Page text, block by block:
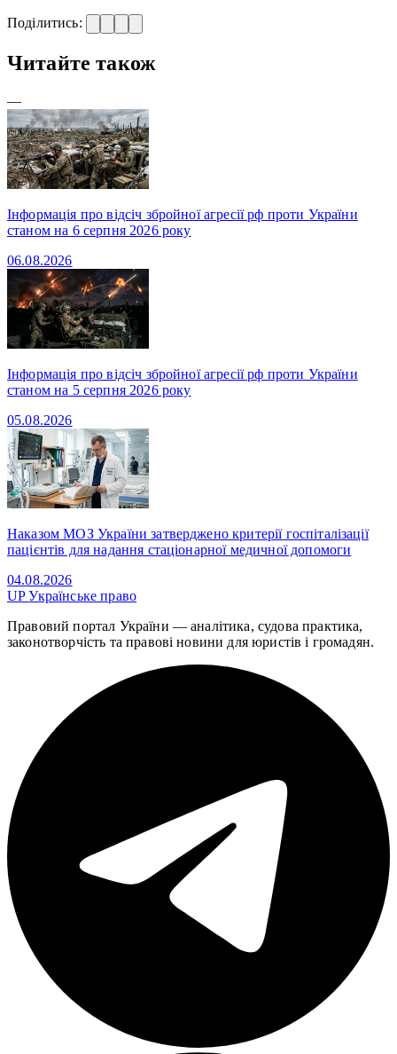
Поділитись:
Читайте також
—
Інформація про відсіч збройної агресії рф проти України
станом на 6 серпня 2026 року
06.08.2026
Інформація про відсіч збройної агресії рф проти України
станом на 5 серпня 2026 року
05.08.2026
Наказом МОЗ України затверджено критерії госпіталізації
пацієнтів для надання стаціонарної медичної допомоги
04.08.2026
UPУкраїнське право
Правовий портал України — аналітика, судова практика,
законотворчість та правові новини для юристів і громадян.